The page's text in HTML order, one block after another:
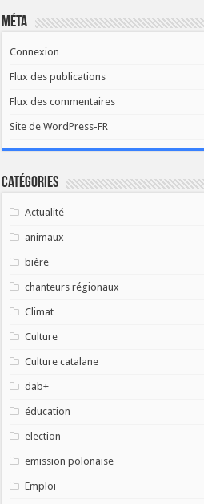
Méta
Connexion
Flux des publications
Flux des commentaires
Site de WordPress-FR
Catégories
Actualité
animaux
bière
chanteurs régionaux
Climat
Culture
Culture catalane
dab+
éducation
election
emission polonaise
Emploi